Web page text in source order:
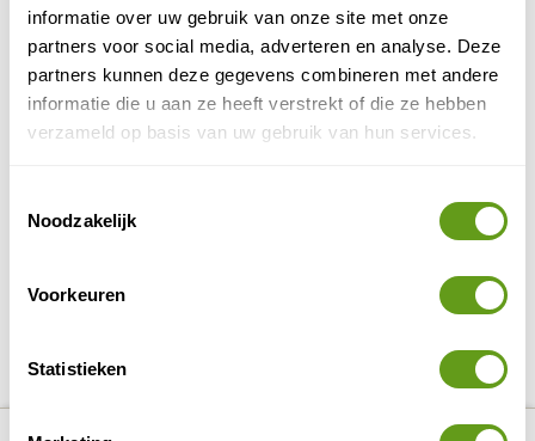
informatie over uw gebruik van onze site met onze
partners voor social media, adverteren en analyse. Deze
partners kunnen deze gegevens combineren met andere
informatie die u aan ze heeft verstrekt of die ze hebben
verzameld op basis van uw gebruik van hun services.
Noodzakelijk
Voorkeuren
Statistieken
Natuurpark Lelystad! Dit natuurlijk aangelegde...
BEKIJK
Het IJsselmeer